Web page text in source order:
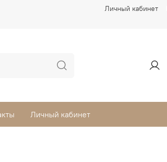
Личный кабинет
Личный кабинет